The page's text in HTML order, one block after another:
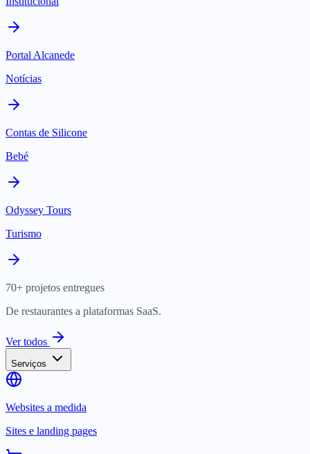
Portal Alcanede
Notícias
Contas de Silicone
Bebé
Odyssey Tours
Turismo
70+ projetos entregues
De restaurantes a plataformas SaaS.
Ver todos
Serviços
Websites a medida
Sites e landing pages